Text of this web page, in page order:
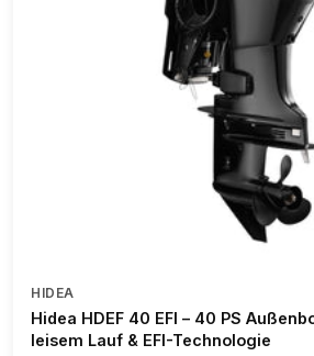
HIDEA
Hidea HDEF 40 EFI – 40 PS
leisem Lauf & EFI-Technologie